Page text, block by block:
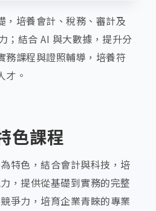
，培養會計、稅務、審計及
；結合 AI 與大數據，提升分
務課程與證照輔導，培養符
才。
色課程
特色，結合會計與科技，培
，提供從基礎到實務的完整
爭力，培育企業青睞的專業